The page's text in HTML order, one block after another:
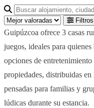
Buscar alojamiento,
Filtros
Guipúzcoa ofrece 3 casas
juegos, ideales para
opciones de
propiedades, distribuidas
pensadas para familias y
lúdicas durante su estancia.